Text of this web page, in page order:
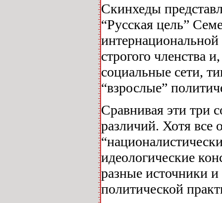
Скинхеды
“Русская цель”
строгого членства
социальные сети,
“взрослые”
Сравнивая эти три
различий. Хотя все
идеологические
разные источники
политической